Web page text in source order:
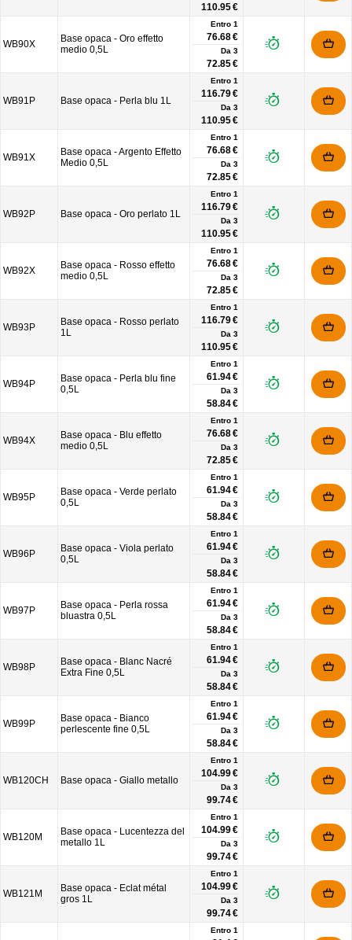
110.95 €
WB90X
Base opaca - Oro effetto
medio 0,5L
Entro 1
76.68 €
Da 3
72.85 €
WB91P Base opaca - Perla blu 1L
Entro 1
116.79 €
Da 3
110.95 €
WB91X
Base opaca - Argento Effetto
Medio 0,5L
Entro 1
76.68 €
Da 3
72.85 €
WB92P Base opaca - Oro perlato 1L
Entro 1
116.79 €
Da 3
110.95 €
WB92X
Base opaca - Rosso effetto
medio 0,5L
Entro 1
76.68 €
Da 3
72.85 €
WB93P
Base opaca - Rosso perlato
1L
Entro 1
116.79 €
Da 3
110.95 €
WB94P
Base opaca - Perla blu fine
0,5L
Entro 1
61.94 €
Da 3
58.84 €
WB94X
Base opaca - Blu effetto
medio 0,5L
Entro 1
76.68 €
Da 3
72.85 €
WB95P
Base opaca - Verde perlato
0,5L
Entro 1
61.94 €
Da 3
58.84 €
WB96P
Base opaca - Viola perlato
0,5L
Entro 1
61.94 €
Da 3
58.84 €
WB97P
Base opaca - Perla rossa
bluastra 0,5L
Entro 1
61.94 €
Da 3
58.84 €
WB98P
Base opaca - Blanc Nacré
Extra Fine 0,5L
Entro 1
61.94 €
Da 3
58.84 €
WB99P
Base opaca - Bianco
perlescente fine 0,5L
Entro 1
61.94 €
Da 3
58.84 €
WB120CH Base opaca - Giallo metallo
Entro 1
104.99 €
Da 3
99.74 €
WB120M
Base opaca - Lucentezza del
metallo 1L
Entro 1
104.99 €
Da 3
99.74 €
WB121M
Base opaca - Eclat métal
gros 1L
Entro 1
104.99 €
Da 3
99.74 €
Entro 1